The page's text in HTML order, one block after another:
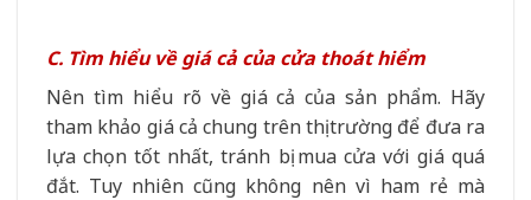
C. Tìm hiểu về giá cả của cửa thoát hiểm
Nên tìm hiểu rõ về giá cả của sản phẩm. Hãy
tham khảo giá cả chung trên thị trường để đưa ra
lựa chọn tốt nhất, tránh bị mua cửa với giá quá
đắt. Tuy nhiên cũng không nên vì ham rẻ mà